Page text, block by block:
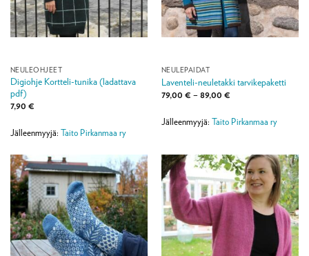
NEULEOHJEET
Digiohje Kortteli-tunika (ladattava
pdf)
7,90 €
Jälleenmyyjä: Taito Pirkanmaa ry
NEULEPAIDAT
Laventeli-neuletakki tarvikepaketti
79,00 € – 89,00 €Hintaluokka:
89,00 €
Jälleenmyyjä: Taito Pirkanmaa ry